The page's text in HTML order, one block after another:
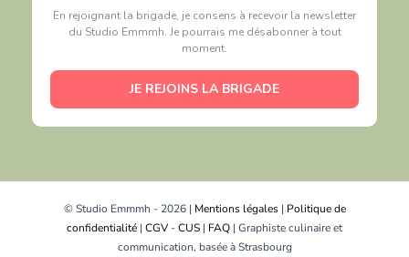
En rejoignant la brigade, je consens à recevoir la newsletter
du Studio Emmmh. Je pourrais me désabonner à tout
moment.
JE REJOINS LA BRIGADE
© Studio Emmmh - 2026 | Mentions légales| Politique de
confidentialité | CGV -CUS | FAQ | Graphiste culinaire et
communication, basée à Strasbourg